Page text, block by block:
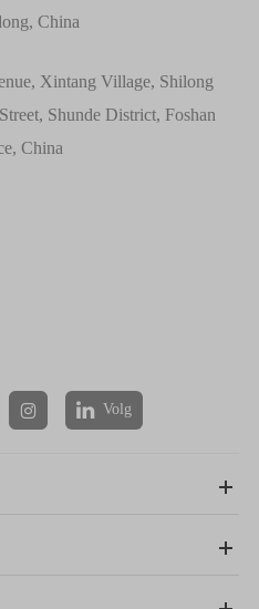
China
Xintang Village, Shilong
Shunde District, Foshan
China
 Volg